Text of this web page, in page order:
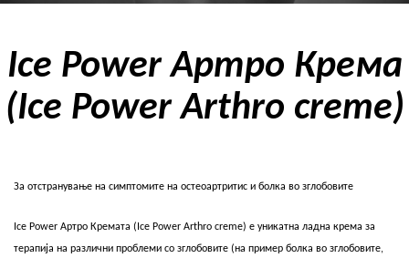
Ice Power Артро Крема
(Ice Power Arthro creme)
За отстранување на симптомите на остеоартритис и болка во зглобовите
Ice Power Артро Кремата (Ice Power Arthro creme) е уникатна ладна крема за
терапија на различни проблеми со зглобовите (на пример болка во зглобовите,